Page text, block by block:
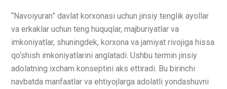
“Navoiyuran” davlat korxonasi uchun jinsiy tenglik ayollar
va erkaklar uchun teng huquqlar, majburiyatlar va
imkoniyatlar, shuningdek, korxona va jamiyat rivojiga hissa
qo‘shish imkoniyatlarini anglatadi. Ushbu termin jinsiy
adolatning ixcham konseptini aks ettiradi. Bu birinchi
navbatda manfaatlar va ehtiyojlarga adolatli yondashuvni